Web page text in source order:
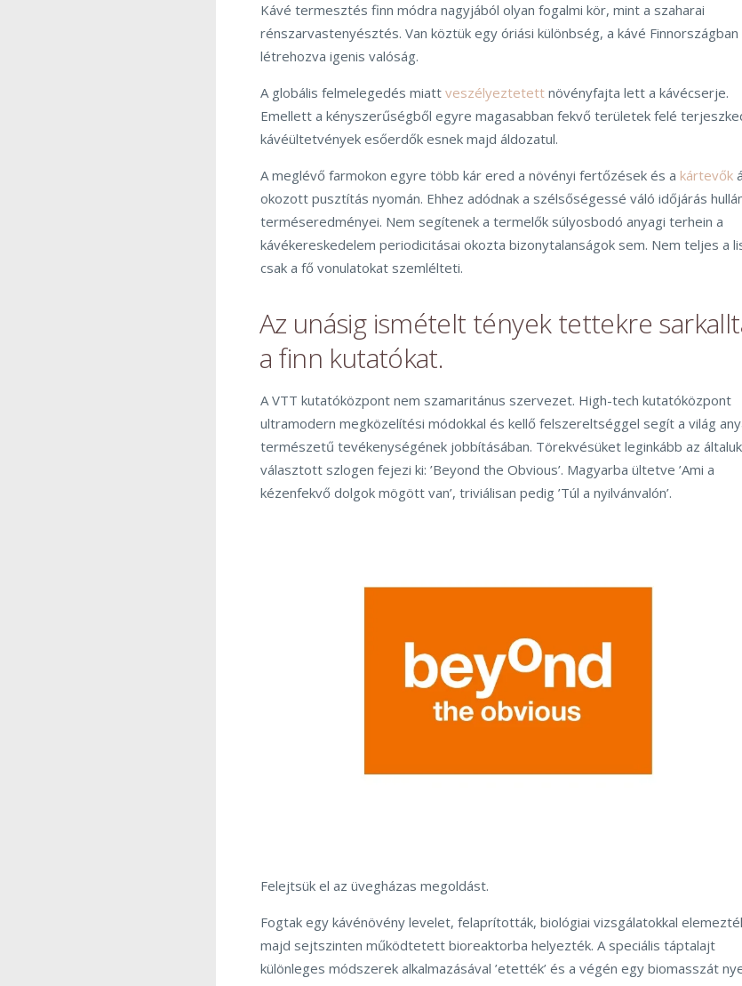
Kávé termesztés finn módra nagyjából olyan fogalmi kör, mint a szaharai
rénszarvastenyésztés. Van köztük egy óriási különbség, a kávé Finnországban
létrehozva igenis valóság.
A globális felmelegedés miatt veszélyeztetett növényfajta lett a kávécserje.
Emellett a kényszerűségből egyre magasabban fekvő területek felé
kávéültetvények esőerdők esnek majd áldozatul.
A meglévő farmokon egyre több kár ered a növényi fertőzések és a kártevők
okozott pusztítás nyomán. Ehhez adódnak a szélsőségessé váló időjárás
terméseredményei. Nem segítenek a termelők súlyosbodó anyagi terhein a
kávékereskedelem periodicitásai okozta bizonytalanságok sem. Nem teljes a
csak a fő vonulatokat szemlélteti.
Az unásig ismételt tények tettekre
a finn kutatókat.
A VTT kutatóközpont nem szamaritánus szervezet. High-tech kutatóközpont
ultramodern megközelítési módokkal és kellő felszereltséggel segít a világ
természetű tevékenységének jobbításában. Törekvésüket leginkább az általuk
választott szlogen fejezi ki: ’Beyond the Obvious’. Magyarba ültetve ’Ami a
kézenfekvő dolgok mögött van’, triviálisan pedig ’Túl a nyilvánvalón’.
Felejtsük el az üvegházas megoldást.
Fogtak egy kávénövény levelet, felaprították, biológiai vizsgálatokkal
majd sejtszinten működtetett bioreaktorba helyezték. A speciális táptalajt
különleges módszerek alkalmazásával ’etették’ és a végén egy biomasszát